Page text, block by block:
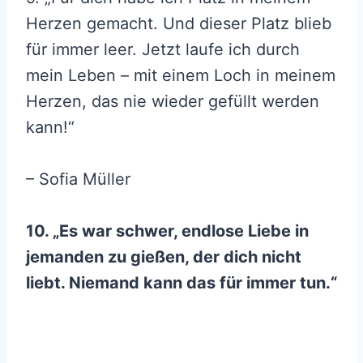
Herzen gemacht. Und dieser Platz blieb
für immer leer. Jetzt laufe ich durch
mein Leben – mit einem Loch in meinem
Herzen, das nie wieder gefüllt werden
kann!“
– Sofia Müller
10. „Es war schwer, endlose Liebe in
jemanden zu gießen, der dich nicht
liebt. Niemand kann das für immer tun.“